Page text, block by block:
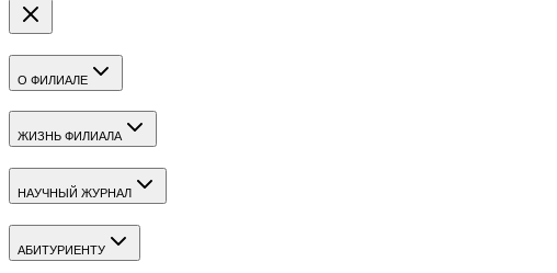
О ФИЛИАЛЕ
ЖИЗНЬ ФИЛИАЛА
НАУЧНЫЙ ЖУРНАЛ
АБИТУРИЕНТУ